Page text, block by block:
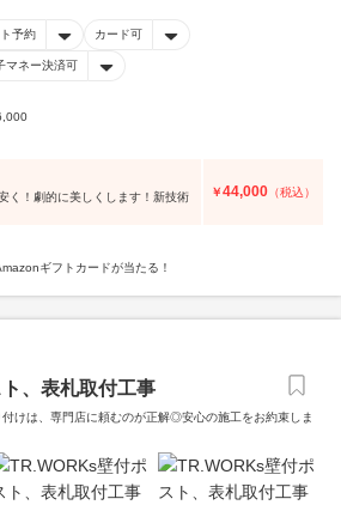
予約 カード可
マネー決済可
く！劇的に美しくします！新技術
￥44,000 （税込）
ギフトカードが当たる！
、表札取付工事
けは、専門店に頼むのが正解◎安心の施工をお約束しま